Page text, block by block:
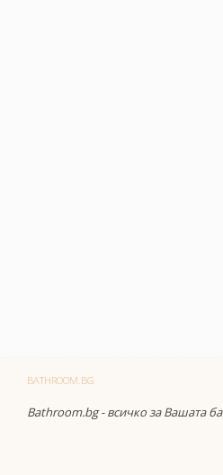
BATHROOM.BG
Bathroom.bg - всичко за Вашата